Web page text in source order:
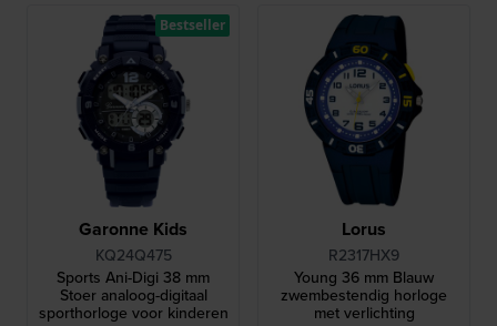
Garonne Kids
KQ24Q475
Sports Ani-Digi 38 mm
Stoer analoog-digitaal
sporthorloge voor kinderen
Bestseller
Lorus
R2317HX9
Young 36 mm Blauw
zwembestendig horloge
met verlichting